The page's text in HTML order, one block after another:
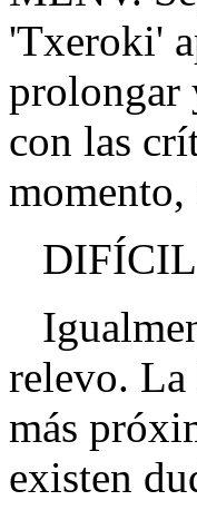
'Txeroki'
prolongar
con las
momento,
relevo. La
más
existen